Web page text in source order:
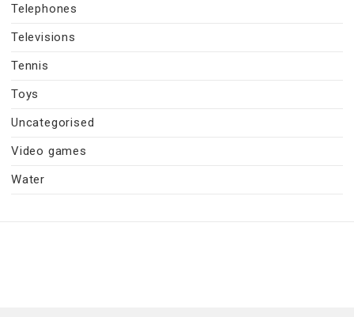
Telephones
Televisions
Tennis
Toys
Uncategorised
Video games
Water